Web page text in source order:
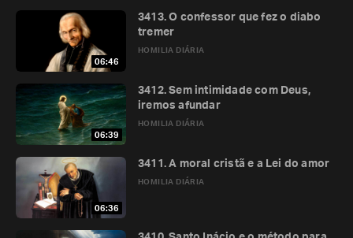
06:46
HOMILIA DIÁRIA
3413. O confessor que fez o diabo
tremer
06:39
HOMILIA DIÁRIA
3412. Sem intimidade com Deus,
iremos afundar
06:36
HOMILIA DIÁRIA
3411. A moral cristã e a Lei do amor